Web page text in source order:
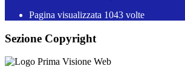
Pagina visualizzata 1043 volte
Sezione Copyright